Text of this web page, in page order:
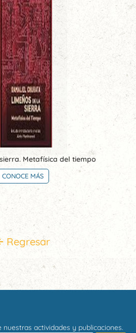
Metafísica del tiempo
CONOCE MÁS
Regresar
nuestras actividades y publicaciones.